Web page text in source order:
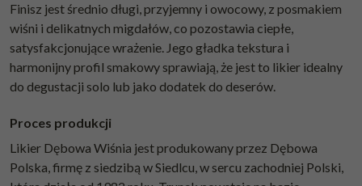
Finisz jest średnio długi, przyjemny i owocowy, z posmakiem
wiśni i delikatnych migdałów, co pozostawia ciepłe,
satysfakcjonujące wrażenie. Jego gładka tekstura i
harmonijny profil smakowy sprawiają, że jest to likier idealny
do degustacji solo lub jako dodatek do deserów.
Proces produkcji
Likier Dębowa Wiśnia jest produkowany przez Dębowa
Polska, firmę z siedzibą w Siedlcu, w sercu zachodniej Polski,